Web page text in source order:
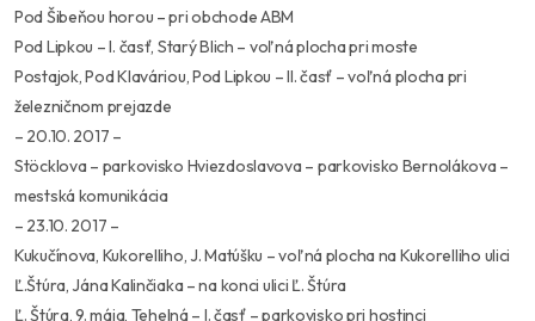
Pod Šibeňou horou – pri obchode ABM
Pod Lipkou – I. časť, Starý Blich – voľná plocha pri moste
Postajok, Pod Klaváriou, Pod Lipkou – II. časť – voľná plocha pri
železničnom prejazde
– 20.10. 2017 –
Stöcklova – parkovisko Hviezdoslavova – parkovisko Bernolákova –
mestská komunikácia
– 23.10. 2017 –
Kukučínova, Kukorelliho, J. Matúšku – voľná plocha na Kukorelliho ulici
Ľ.Štúra, Jána Kalinčiaka – na konci ulici Ľ. Štúra
Ľ. Štúra, 9. mája, Tehelná – I. časť – parkovisko pri hostinci